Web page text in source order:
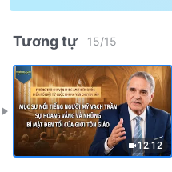
Tương tự 15/15
12:12